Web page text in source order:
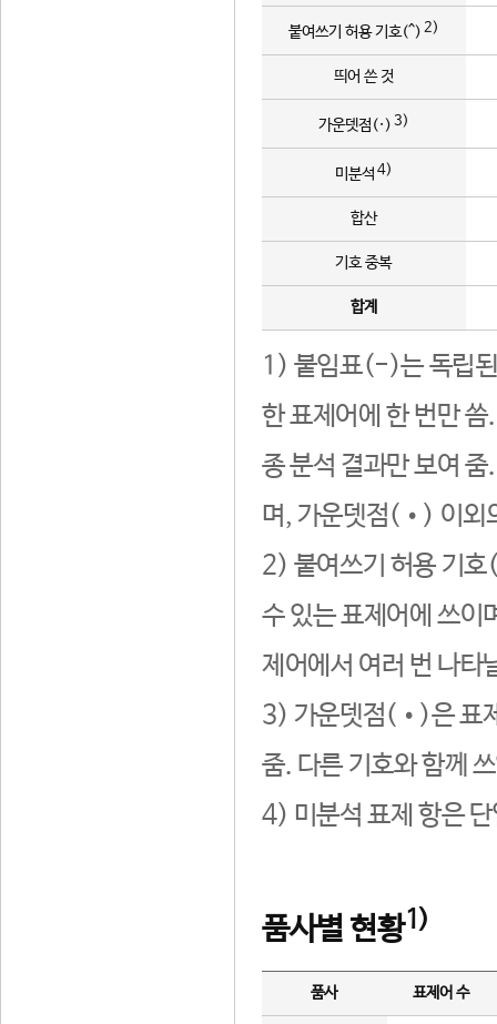
붙여쓰기 허용 기호(^) 2)
띄어 쓴 것
가운뎃점(·) 3)
미분석 4)
합산
기호 중복
합계
1) 붙임표(-)는 독립된
한 표제어에 한 번만
종 분석 결과만 보여
며, 가운뎃점(•) 이외
2) 붙여쓰기 허용 기호
수 있는 표제어에 쓰이
제어에서 여러 번 나타
3) 가운뎃점(•)은 표
줌. 다른 기호와 함께
4) 미분석 표제 항은
품사별 현황1)
품사 표제어 수